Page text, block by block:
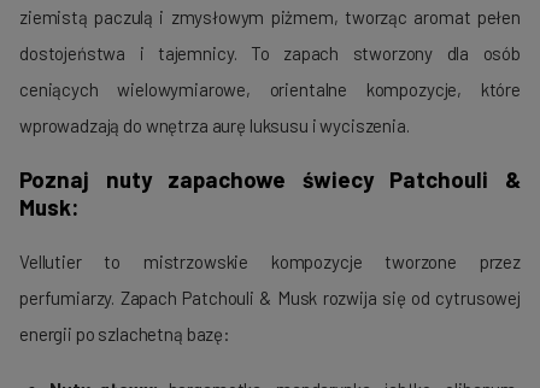
ziemistą paczulą i zmysłowym piżmem, tworząc aromat pełen
dostojeństwa i tajemnicy. To zapach stworzony dla osób
ceniących wielowymiarowe, orientalne kompozycje, które
wprowadzają do wnętrza aurę luksusu i wyciszenia.
Poznaj nuty zapachowe świecy Patchouli &
Musk:
Vellutier to mistrzowskie kompozycje tworzone przez
perfumiarzy. Zapach Patchouli & Musk rozwija się od cytrusowej
energii po szlachetną bazę: